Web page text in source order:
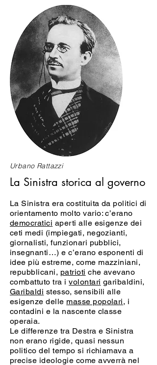
Urbano Rattazzi
La Sinistra storica al governo
La Sinistra era costituita da politici di
orientamento molto vario: c’erano
democratici aperti alle esigenze dei
ceti medi (impiegati, negozianti,
giornalisti, funzionari pubblici,
insegnanti…) e c’erano esponenti di
idee più estreme, come mazziniani,
repubblicani, patrioti che avevano
combattuto tra ivolontari garibaldini,
Garibaldi stesso, sensibili alle
esigenze delle masse popolari, i
contadini e la nascente classe
operaia.
Le differenze tra Destra e Sinistra
non erano rigide, quasi nessun
politico del tempo si richiamava a
precise ideologie come avverrà nel